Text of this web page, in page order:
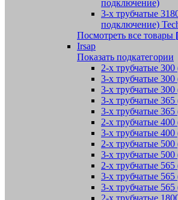
подключение)
3-х трубчатые
подключение)
Посмотреть все товары
Irsap
Показать подкатегории
2-х трубчатые
3-х трубчатые 300
3-х трубчатые
3-х трубчатые 365
3-х трубчатые
2-х трубчатые
3-х трубчатые
2-х трубчатые
3-х трубчатые
2-х трубчатые
3-х трубчатые 565
3-х трубчатые
2-х трубчатые